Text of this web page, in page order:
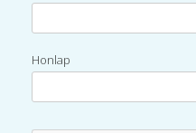
Honlap